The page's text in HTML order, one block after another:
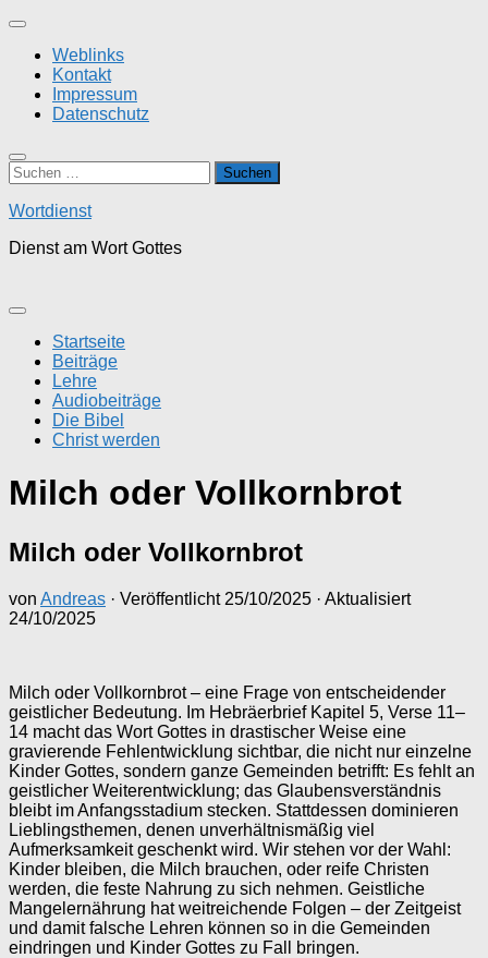
Zum
springenWeblinks
Kontakt
Impressum
Datenschutz
Suchen
nach:
Wortdienst
Dienst am Wort Gottes
Startseite
Beiträge
Lehre
Audiobeiträge
Die Bibel
Christ werden
Milch oder Vollkornbrot
Milch oder Vollkornbrot
von Andreas · Veröffentlicht 25/10/2025 · Aktualisiert
24/10/2025
Milch oder Vollkornbrot – eine Frage von entscheidender
geistlicher Bedeutung. Im Hebräerbrief Kapitel 5, Verse 11–
14 macht das Wort Gottes in drastischer Weise eine
gravierende Fehlentwicklung sichtbar, die nicht nur einzelne
Kinder Gottes, sondern ganze Gemeinden betrifft: Es fehlt an
geistlicher Weiterentwicklung; das Glaubensverständnis
bleibt im Anfangsstadium stecken. Stattdessen dominieren
Lieblingsthemen, denen unverhältnismäßig viel
Aufmerksamkeit geschenkt wird. Wir stehen vor der Wahl:
Kinder bleiben, die Milch brauchen, oder reife Christen
werden, die feste Nahrung zu sich nehmen. Geistliche
Mangelernährung hat weitreichende Folgen – der Zeitgeist
und damit falsche Lehren können so in die Gemeinden
eindringen und Kinder Gottes zu Fall bringen.